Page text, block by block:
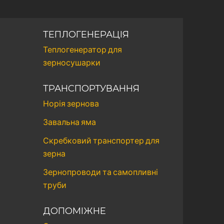
ТЕПЛОГЕНЕРАЦІЯ
Теплогенератор для
зерносушарки
ТРАНСПОРТУВАННЯ
Норія зернова
Завальна яма
Скребковий транспортер для
зерна
Зернопроводи та самопливні
труби
ДОПОМІЖНЕ